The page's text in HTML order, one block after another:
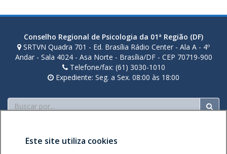
Conselho Regional de Psicologia da 01ª Região (DF)
SRTVN Quadra 701 - Ed. Brasília Rádio Center - Ala A - 4º
Andar - Sala 4024 - Asa Norte - Brasília/DF - CEP 70719-900
Telefone/fax: (61) 3030-1010
Expediente: Seg. a Sex. 08:00 às 18:00
Buscar
Este site utiliza cookies